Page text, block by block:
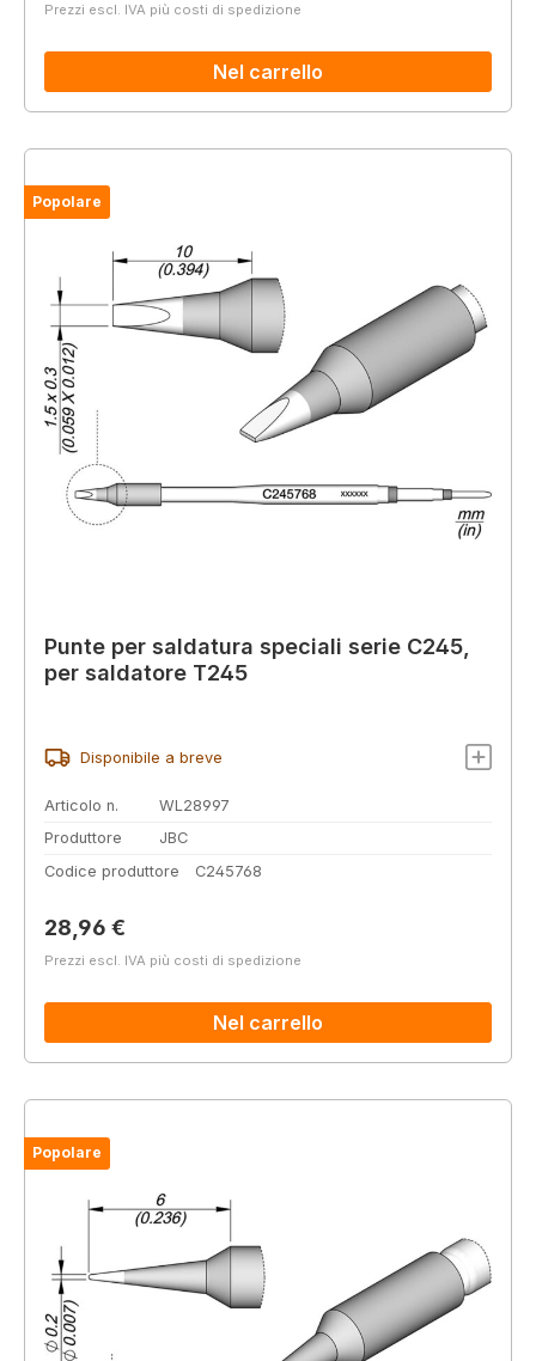
Prezzi escl. IVA più costi di spedizione
Nel carrello
Popolare
Punte per saldatura speciali serie C245,
per saldatore T245
Disponibile a breve
Articolo n.
WL28997
Produttore
JBC
Codice produttore
C245768
Prezzo normale:
28,96 €
Prezzi escl. IVA più costi di spedizione
Nel carrello
Popolare